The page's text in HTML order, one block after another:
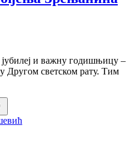
и важну годишњицу –
Другом светском рату. Тим